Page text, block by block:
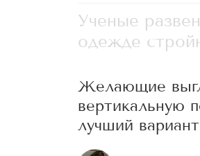
Ученые
одежде
Желающие
вертикальную
лучший